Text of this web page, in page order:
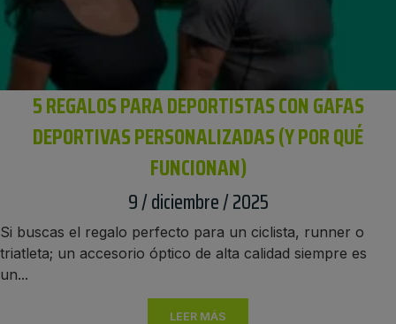
5 REGALOS PARA DEPORTISTAS CON GAFAS
DEPORTIVAS PERSONALIZADAS (Y POR QUÉ
FUNCIONAN)
9 / diciembre / 2025
Si buscas el regalo perfecto para un ciclista, runner o
triatleta; un accesorio óptico de alta calidad siempre es
un...
LEER MÁS